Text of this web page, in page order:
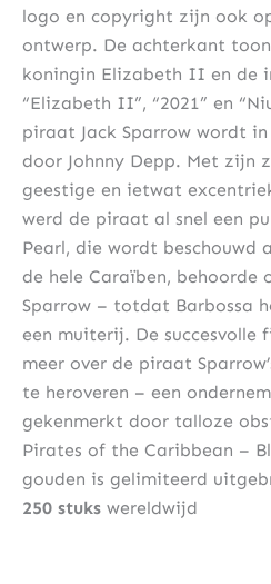
logo en copyright zijn ook
ontwerp. De achterkant
koningin Elizabeth II en de
“Elizabeth II”, “2021” en
piraat Jack Sparrow wordt
door Johnny Depp. Met zijn
geestige en ietwat
werd de piraat al snel een
Pearl, die wordt beschouwd
de hele Caraïben, behoorde
Sparrow – totdat Barbossa
een muiterij. De succesvolle
meer over de piraat
te heroveren – een
gekenmerkt door talloze
Pirates of the Caribbean –
gouden is gelimiteerd
250 stuks wereldwijd